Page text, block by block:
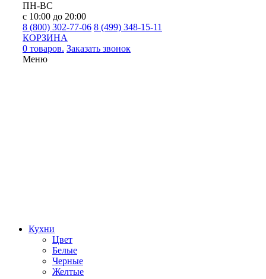
ПН-ВС
с 10:00 до 20:00
8 (800) 302-77-06 8 (499) 348-15-11
КОРЗИНА
0 товаров. Заказать звонок
Меню
Кухни
Цвет
Белые
Черные
Желтые